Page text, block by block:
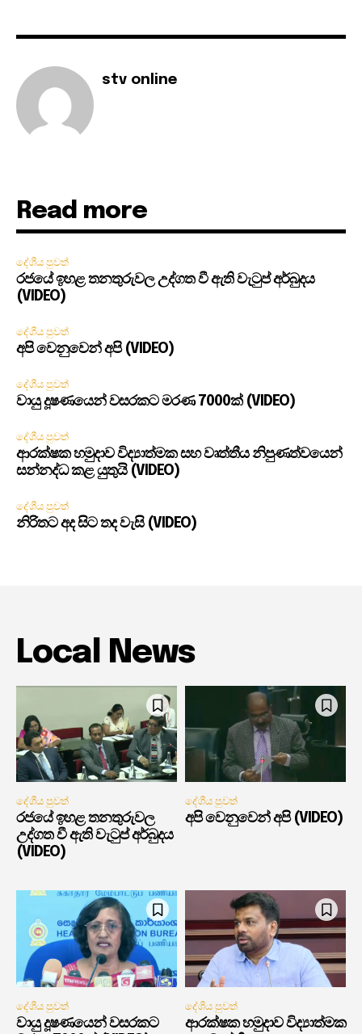
stv online
Read more
දේශීය පුවත්
රජයේ ඉහළ තනතුරුවල උද්ගත වී ඇති වැටුප් අර්බුදය
(VIDEO)
දේශීය පුවත්
අපි වෙනුවෙන් අපි (VIDEO)
දේශීය පුවත්
වායු දූෂණයෙන් වසරකට මරණ 7000ක් (VIDEO)
දේශීය පුවත්
ආරක්ෂක හමුදාව විද්‍යාත්මක සහ වෘත්තීය නිපුණත්වයෙන්
සන්නද්ධ කළ යුතුයි (VIDEO)
දේශීය පුවත්
නිරිතට අද සිට තද වැසි (VIDEO)
Local News
දේශීය පුවත්
රජයේ ඉහළ තනතුරුවල
උද්ගත වී ඇති වැටුප් අර්බුදය
(VIDEO)
දේශීය පුවත්
අපි වෙනුවෙන් අපි (VIDEO)
දේශීය පුවත්
වායු දූෂණයෙන් වසරකට
දේශීය පුවත්
ආරක්ෂක හමුදාව විද්‍යාත්මක